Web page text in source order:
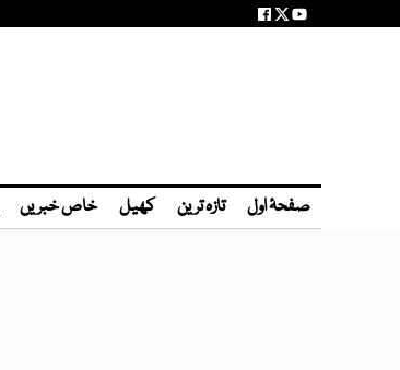
صفحۂ اول تازہ ترین کھیل خاص خبریں